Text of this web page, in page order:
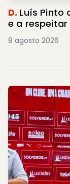
D. Luís Pinto
e a
8 agosto 2026